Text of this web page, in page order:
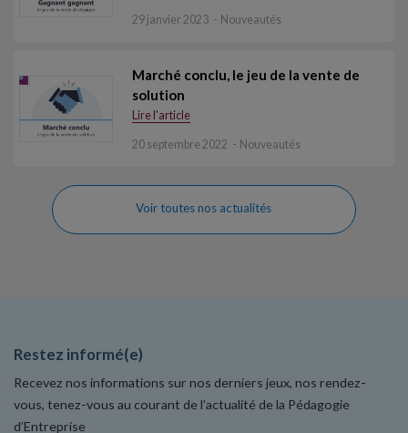
29 janvier 2023 Nouveautés
Marché conclu, le jeu de la vente de
solution
Lire l'article
20 septembre 2022 Nouveautés
Voir toutes nos actualités
Restez informé(e)
Recevez nos informations sur nos derniers jeux, nos rendez-
vous, tenez-vous au courant de l’actualité de la Pédagogie
d’Entreprise